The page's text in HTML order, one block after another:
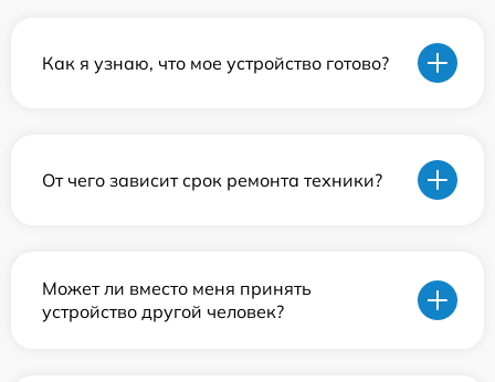
Как я узнаю, что мое устройство готово?
От чего зависит срок ремонта техники?
Может ли вместо меня принять
устройство другой человек?